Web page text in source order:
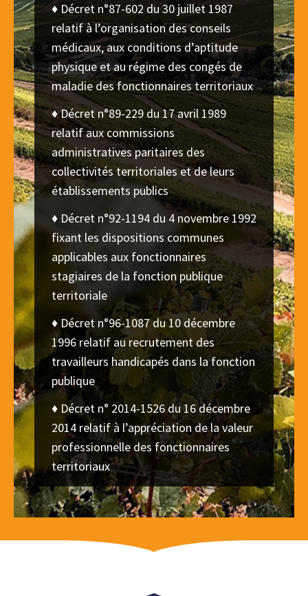
♦ Décret n°87-602 du 30 juillet 1987
relatif à l’organisation des conseils
médicaux, aux conditions d’aptitude
physique et au régime des congés de
maladie des fonctionnaires territoriaux
♦ Décret n°89-229 du 17 avril 1989
relatif aux commissions
administratives paritaires des
collectivités territoriales et de leurs
établissements publics
♦ Décret n°92-1194 du 4 novembre 1992
fixant les dispositions communes
applicables aux fonctionnaires
stagiaires de la fonction publique
territoriale
♦ Décret n°96-1087 du 10 décembre
1996 relatif au recrutement des
travailleurs handicapés dans la fonction
publique
♦ Décret n° 2014-1526 du 16 décembre
2014 relatif à l’appréciation de la valeur
professionnelle des fonctionnaires
territoriaux